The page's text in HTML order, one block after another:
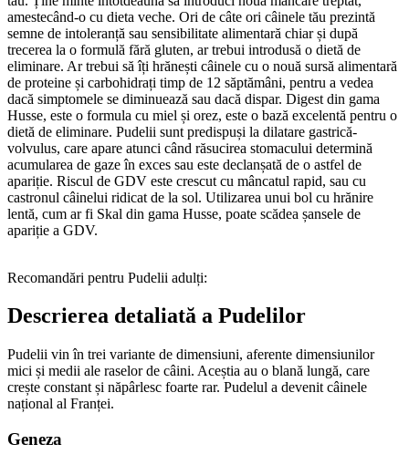
amestecând-o cu dieta veche. Ori de câte ori câinele tău prezintă
semne de intoleranță sau sensibilitate alimentară chiar și după
trecerea la o formulă fără gluten, ar trebui introdusă o dietă de
eliminare. Ar trebui să îți hrănești câinele cu o nouă sursă alimentară
de proteine și carbohidrați timp de 12 săptămâni, pentru a vedea
dacă simptomele se diminuează sau dacă dispar. Digest din gama
Husse, este o formula cu miel și orez, este o bază excelentă pentru o
dietă de eliminare. Pudelii sunt predispuși la dilatare gastrică-
volvulus, care apare atunci când răsucirea stomacului determină
acumularea de gaze în exces sau este declanșată de o astfel de
apariție. Riscul de GDV este crescut cu mâncatul rapid, sau cu
castronul câinelui ridicat de la sol. Utilizarea unui bol cu hrănire
lentă, cum ar fi Skal din gama Husse, poate scădea șansele de
apariție a GDV.
Recomandări pentru Pudelii adulți:
Descrierea detaliată a Pudelilor
Pudelii vin în trei variante de dimensiuni, aferente dimensiunilor
mici și medii ale raselor de câini. Aceștia au o blană lungă, care
crește constant și năpârlesc foarte rar. Pudelul a devenit câinele
național al Franței.
Geneza